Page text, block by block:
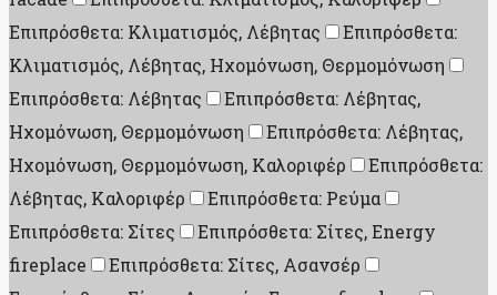
Επιπρόσθετα: Κλιματισμός, Λέβητας
Επιπρόσθετα:
Κλιματισμός, Λέβητας, Ηχομόνωση, Θερμομόνωση
Επιπρόσθετα: Λέβητας
Επιπρόσθετα: Λέβητας,
Ηχομόνωση, Θερμομόνωση
Επιπρόσθετα: Λέβητας,
Ηχομόνωση, Θερμομόνωση, Καλοριφέρ
Επιπρόσθετα:
Λέβητας, Καλοριφέρ
Επιπρόσθετα: Ρεύμα
Επιπρόσθετα: Σίτες
Επιπρόσθετα: Σίτες, Energy
fireplace
Επιπρόσθετα: Σίτες, Ασανσέρ